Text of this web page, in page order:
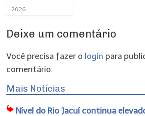
2026
Deixe um comentário
Você precisa fazer o login para
comentário.
Mais Notícias
Nível do Rio Jacuí continua